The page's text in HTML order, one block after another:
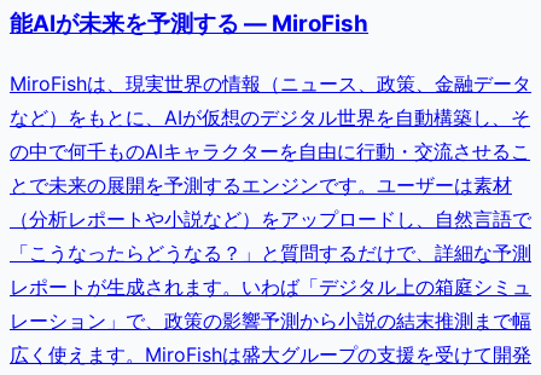
能AIが未来を予測する — MiroFish
MiroFishは、現実世界の情報（ニュース、政策、金融データ
など）をもとに、AIが仮想のデジタル世界を自動構築し、そ
の中で何千ものAIキャラクターを自由に行動・交流させるこ
とで未来の展開を予測するエンジンです。ユーザーは素材
（分析レポートや小説など）をアップロードし、自然言語で
「こうなったらどうなる？」と質問するだけで、詳細な予測
レポートが生成されます。いわば「デジタル上の箱庭シミュ
レーション」で、政策の影響予測から小説の結末推測まで幅
広く使えます。MiroFishは盛大グループの支援を受けて開発